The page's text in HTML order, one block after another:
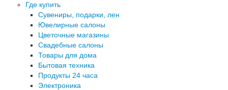
Где купить
Сувениры, подарки, лен
Ювелирные салоны
Цветочные магазины
Свадебные салоны
Товары для дома
Бытовая техника
Продукты 24 часа
Электроника